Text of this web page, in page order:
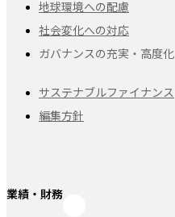
地球環境への配慮
社会変化への対応
ガバナンスの充実・ 高度化
サステナブルファイナンス
編集方針
業績・財務